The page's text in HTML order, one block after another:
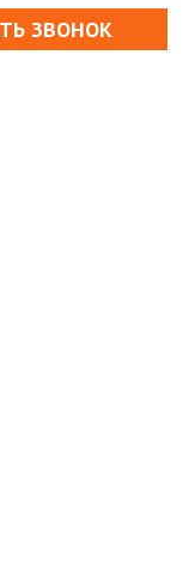
ЗВОНОК